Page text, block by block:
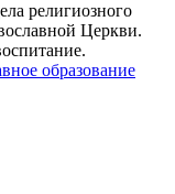
религиозного
Церкви.